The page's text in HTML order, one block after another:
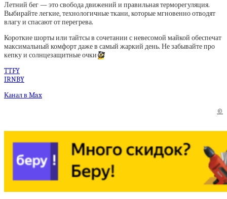
Летний бег — это свобода движений и правильная терморегуляция.
Выбирайте легкие, технологичные ткани, которые мгновенно отводят
влагу и спасают от перегрева.
Короткие шорты или тайтсы в сочетании с невесомой майкой обеспечат
максимальный комфорт даже в самый жаркий день. Не забывайте про
кепку и солнцезащитные очки🥰
TTFY
IRNBY
Канал в Max
©